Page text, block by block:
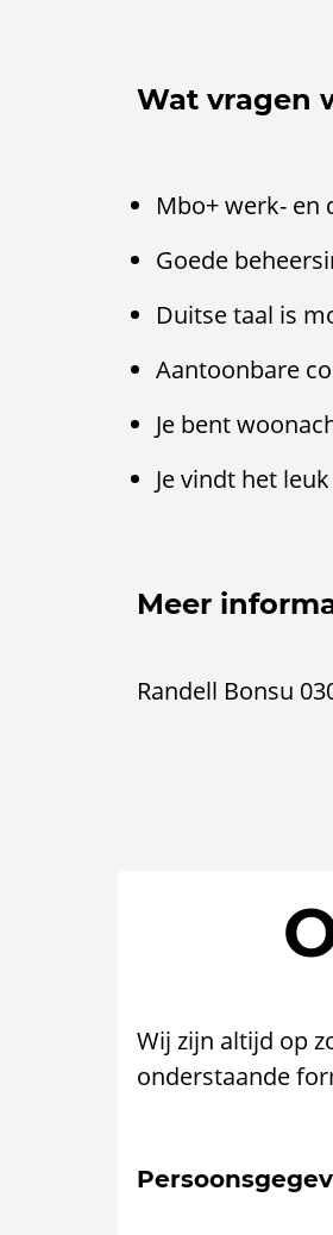
Wat vragen
Mbo+ werk- en
Goede
Duitse taal is
Aantoonbare
Je bent
Je vindt het
Meer
Randell Bonsu
Wij zijn altijd op
onderstaande